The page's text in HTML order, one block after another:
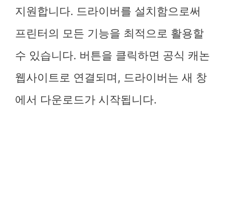
지원합니다. 드라이버를 설치함으로써
프린터의 모든 기능을 최적으로 활용할
수 있습니다. 버튼을 클릭하면 공식 캐논
웹사이트로 연결되며, 드라이버는 새 창
에서 다운로드가 시작됩니다.